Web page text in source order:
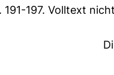
197. Volltext